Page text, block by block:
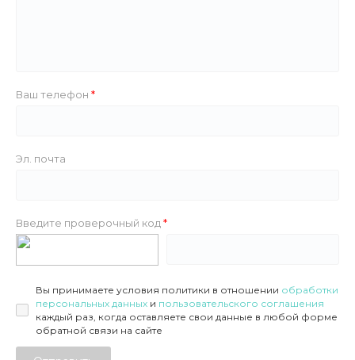
Ваш телефон
Эл. почта
Введите проверочный код
Вы принимаете условия политики в отношении обработки
персональных данныхи пользовательского соглашения
каждый раз, когда оставляете свои данные в любой форме
обратной связи на сайте